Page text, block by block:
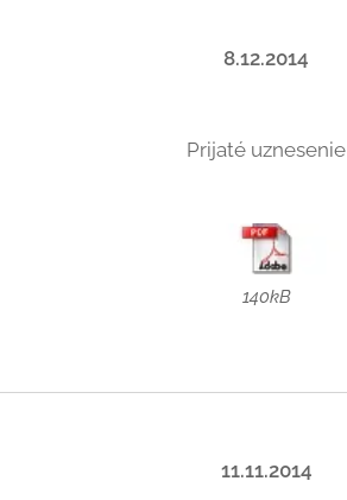
8.12.2014
Prijaté uznesenie
140kB
11.11.2014